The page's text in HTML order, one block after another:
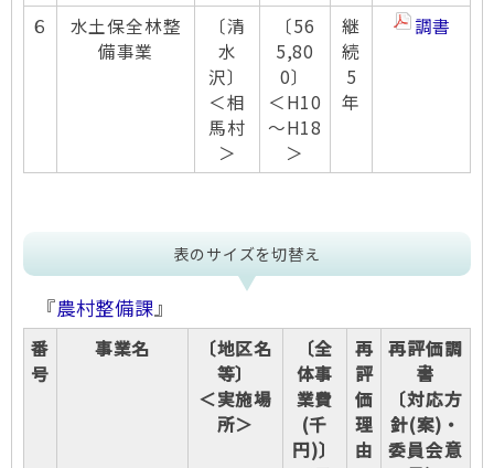
６
水土保全林整
備事業
〔清
水
沢〕
＜相
馬村
＞
〔56
5,80
0〕
＜H10
～H18
＞
継
続
5
年
調書
表のサイズを切替え
『農村整備課』
番
号
事業名
〔地区名
等〕
＜実施場
所＞
〔全
体事
業費
(千
円)〕
再
評
価
理
由
再評価調
書
〔対応方
針(案)・
委員会意